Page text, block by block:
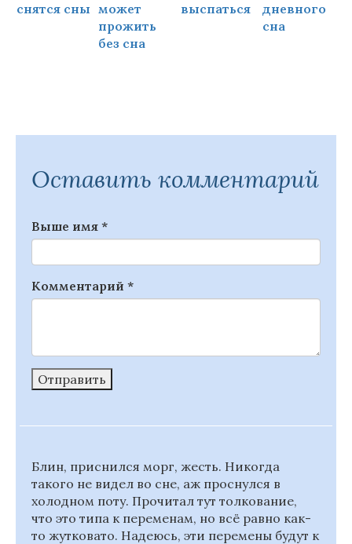
снятся сны может
прожить
без сна
выспаться
дневного
сна
Оставить комментарий
Выше имя *
Комментарий *
Отправить
Блин, приснился морг, жесть. Никогда
такого не видел во сне, аж проснулся в
холодном поту. Прочитал тут толкование,
что это типа к переменам, но всё равно как-
то жутковато. Надеюсь, эти перемены будут к